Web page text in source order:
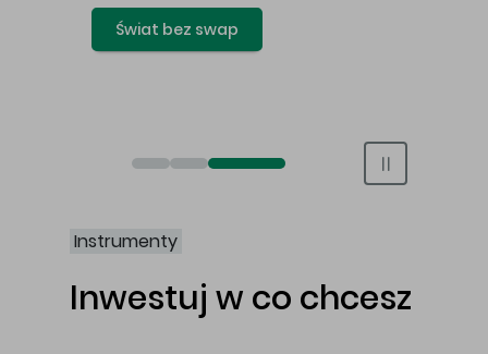
Świat bez swap
Otwórz rachunek maklerski online
Otwórz konto IKE/IKZE
Świat bez swap i prowizji
Instrumenty
Inwestuj w co chcesz